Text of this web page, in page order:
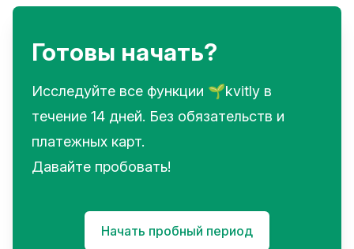
Готовы начать?
Исследуйте все функции 🌱kvitly в
течение 14 дней. Без обязательств и
платежных карт.
Давайте пробовать!
Начать пробный период